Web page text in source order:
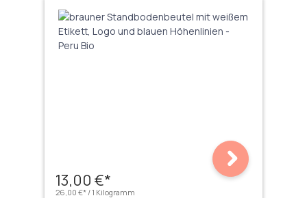
13,00 €*
26,00 €* / 1 Kilogramm